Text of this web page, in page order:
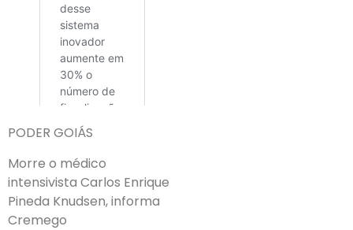
PODER GOIÁS
Morre o médico
intensivista Carlos Enrique
Pineda Knudsen, informa
Cremego